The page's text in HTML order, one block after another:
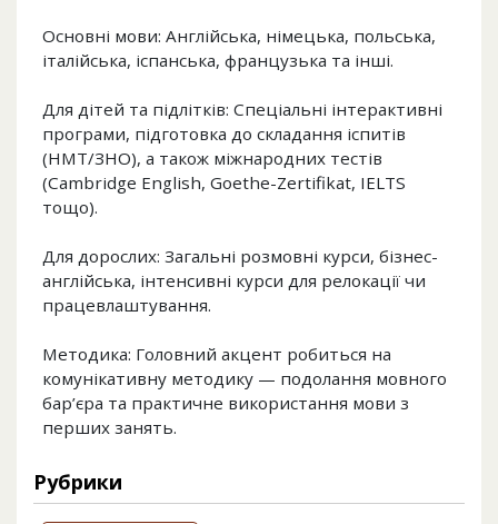
Основні мови: Англійська, німецька, польська,
італійська, іспанська, французька та інші.
Для дітей та підлітків: Спеціальні інтерактивні
програми, підготовка до складання іспитів
(НМТ/ЗНО), а також міжнародних тестів
(Cambridge English, Goethe-Zertifikat, IELTS
тощо).
Для дорослих: Загальні розмовні курси, бізнес-
англійська, інтенсивні курси для релокації чи
працевлаштування.
Методика: Головний акцент робиться на
комунікативну методику — подолання мовного
бар’єра та практичне використання мови з
перших занять.
Рубрики